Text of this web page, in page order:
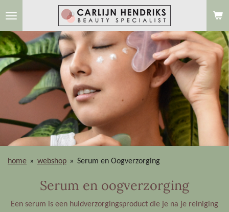
Ga
naar
de
hoofdinhoud
home » webshop » Serum en Oogverzorging
Serum en oogverzorging
Een serum is een huidverzorgingsproduct die je na je reiniging